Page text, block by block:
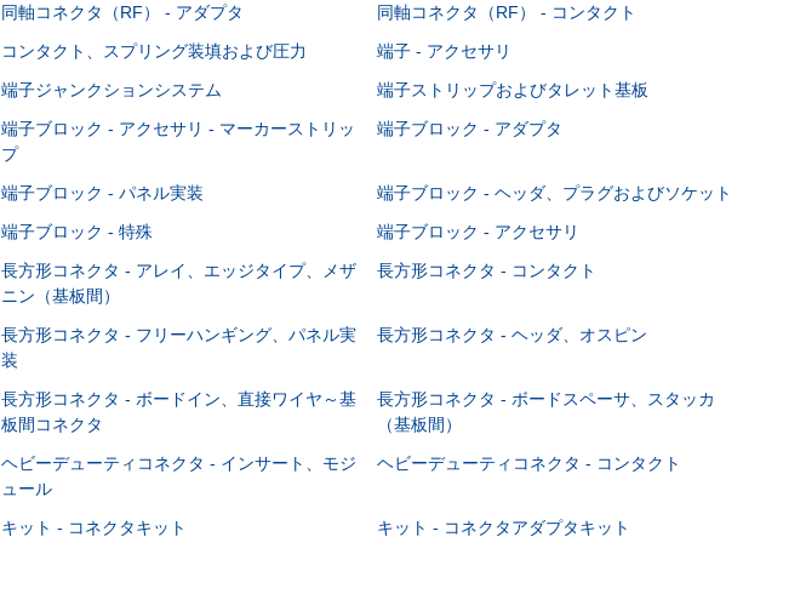
同軸コネクタ（RF） - アダプタ
同軸コネクタ（RF） - コンタクト
コンタクト、スプリング装填および圧力
端子 - アクセサリ
端子ジャンクションシステム
端子ストリップおよびタレット基板
端子ブロック - アクセサリ - マーカーストリッ
プ
端子ブロック - アダプタ
端子ブロック - パネル実装
端子ブロック - ヘッダ、プラグおよびソケット
端子ブロック - 特殊
端子ブロック - アクセサリ
長方形コネクタ - アレイ、エッジタイプ、メザ
ニン（基板間）
長方形コネクタ - コンタクト
長方形コネクタ - フリーハンギング、パネル実
装
長方形コネクタ - ヘッダ、オスピン
長方形コネクタ - ボードイン、直接ワイヤ～基
板間コネクタ
長方形コネクタ - ボードスペーサ、スタッカ
（基板間）
ヘビーデューティコネクタ - インサート、モジ
ュール
ヘビーデューティコネクタ - コンタクト
キット - コネクタキット キット - コネクタアダプタキット